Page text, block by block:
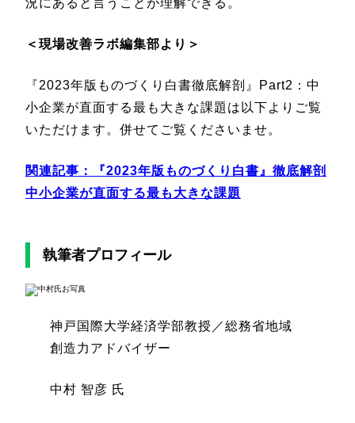
況にあると言うことが理解できる。
＜現場改善ラボ編集部より＞
『2023年版ものづくり白書徹底解剖』Part2：中
小企業が直面する最も大きな課題は以下よりご覧
いただけます。併せてご覧くださいませ。
関連記事：
『2023年版ものづくり白書』徹底解剖
中小企業が直面する最も大きな課題
執筆者プロフィール
神戸国際大学経済学部教授／総務省地域
創造力アドバイザー
中村 智彦 氏